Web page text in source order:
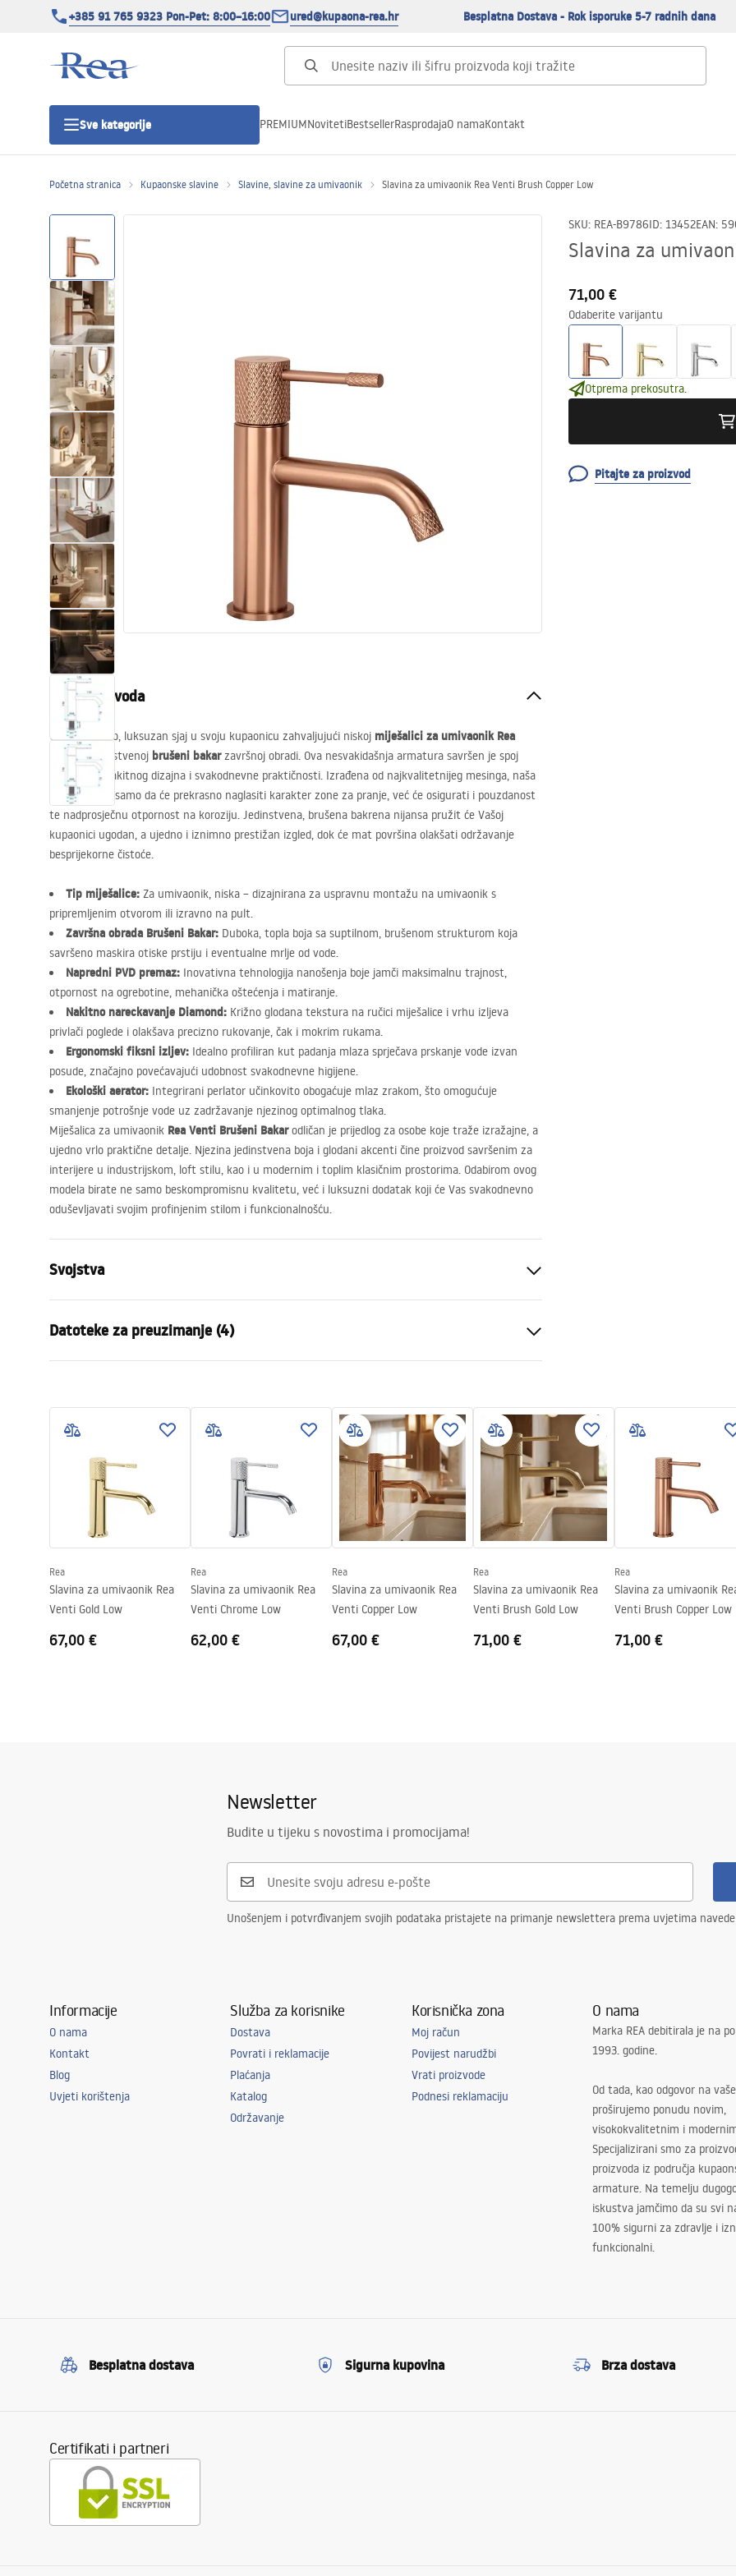
+385 91 765 9323 Pon-Pet: 8:00–16:00 ured@kupaona-rea.hr Besplatna Dostava - Rok isporuke 5-7 radnih dana
Sve kategorije
Tuš kade
Tuš Kanalice
WC školjke
Umivaonici
Kade i paravani
Miješalice, pipe, slavine
Tuševi
Kuhinja
Pribor i kupaonski namještaj
PREMIUMNovitetiBestsellerRasprodajaO namaKontakt
Početna stranica Kupaonske slavine Slavine, slavine za umivaonik Slavina za umivaonik Rea Venti Brush Copper Low
SKU: REA-B9786ID: 13452EAN:
Slavina za
71,00 €
Odaberite varijantu
Otprema prekosutra.
Pitajte za proizvod
Opis proizvoda
Unesite topao, luksuzan sjaj u svoju kupaonicu zahvaljujući niskoj miješalici za umivaonik Rea
Ventiu jedinstvenoj brušeni bakarzavršnoj obradi. Ova nesvakidašnja armatura savršen je spoj
modernog, nakitnog dizajna i svakodnevne praktičnosti. Izrađena od najkvalitetnijeg mesinga, naša
miješalica ne samo da će prekrasno naglasiti karakter zone za pranje, već će osigurati i pouzdanost
te nadprosječnu otpornost na koroziju. Jedinstvena, brušena bakrena nijansa pružit će Vašoj
kupaonici ugodan, a ujedno i iznimno prestižan izgled, dok će mat površina olakšati održavanje
besprijekorne čistoće.
Tip miješalice: Za umivaonik, niska – dizajnirana za uspravnu montažu na umivaonik s
pripremljenim otvorom ili izravno na pult.
Završna obrada Brušeni Bakar: Duboka, topla boja sa suptilnom, brušenom strukturom koja
savršeno maskira otiske prstiju i eventualne mrlje od vode.
Napredni PVD premaz: Inovativna tehnologija nanošenja boje jamči maksimalnu trajnost,
otpornost na ogrebotine, mehanička oštećenja i matiranje.
Nakitno nareckavanje Diamond: Križno glodana tekstura na ručici miješalice i vrhu izljeva
privlači poglede i olakšava precizno rukovanje, čak i mokrim rukama.
Ergonomski fiksni izljev: Idealno profiliran kut padanja mlaza sprječava prskanje vode izvan
posude, značajno povećavajući udobnost svakodnevne higijene.
Ekološki aerator: Integrirani perlator učinkovito obogaćuje mlaz zrakom, što omogućuje
smanjenje potrošnje vode uz zadržavanje njezinog optimalnog tlaka.
Miješalica za umivaonik Rea Venti Brušeni Bakarodličan je prijedlog za osobe koje traže izražajne, a
ujedno vrlo praktične detalje. Njezina jedinstvena boja i glodani akcenti čine proizvod savršenim za
interijere u industrijskom, loft stilu, kao i u modernim i toplim klasičnim prostorima. Odabirom ovog
modela birate ne samo beskompromisnu kvalitetu, već i luksuzni dodatak koji će Vas svakodnevno
oduševljavati svojim profinjenim stilom i funkcionalnošću.
Svojstva
Način montaže
Boja
Bakar
mm
mm
Tehnologija premazivanja
Promjer priključka
3/8 cola
Jamstvo
5 godina
Datoteke za preuzimanje (4)
Warranty_Terms_and_Conditions_
faucet.pdf
Sigurnosne informacije
Safety_Information_Faucets.pdf
Pielęgnacja
Pielegnacja.pdf
Rea
Slavina za umivaonik Rea
Venti Gold Low
67,00 €
Rea
Slavina za umivaonik Rea
Venti Chrome Low
62,00 €
Rea
Slavina za umivaonik Rea
Venti Copper Low
67,00 €
Rea
Slavina za umivaonik Rea
Venti Brush Gold Low
71,00 €
Rea
Slavina za umivaonik
Venti Brush Copper Low
71,00 €
Newsletter
Budite u tijeku s novostima i promocijama!
Unošenjem i potvrđivanjem svojih podataka pristajete na primanje newslettera prema uvjetima
Informacije
O nama
Kontakt
Blog
Uvjeti korištenja
Služba za korisnike
Dostava
Povrati i reklamacije
Plaćanja
Katalog
Održavanje
Korisnička zona
Moj račun
Povijest narudžbi
Vrati proizvode
Podnesi reklamaciju
O nama
Marka REA debitirala je na
1993. godine.
Od tada, kao odgovor na
proširujemo ponudu novim,
visokokvalitetnim i
Specijalizirani smo za
proizvoda iz područja
armature. Na temelju
iskustva jamčimo da su svi
100% sigurni za zdravlje i
funkcionalni.
Besplatna dostava Sigurna kupovina Brza dostava
Certifikati i partneri